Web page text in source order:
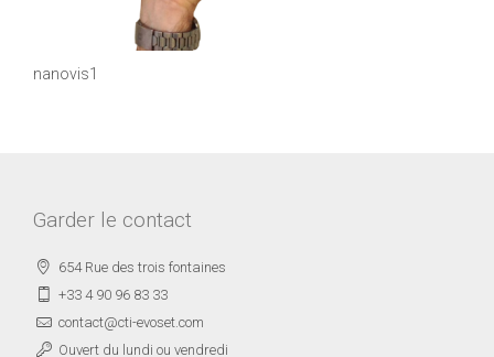
nanovis1
Garder le contact
654 Rue des trois fontaines
+33 4 90 96 83 33
contact@cti-evoset.com
Ouvert du lundi ou vendredi